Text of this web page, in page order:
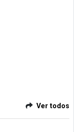
Ver todos